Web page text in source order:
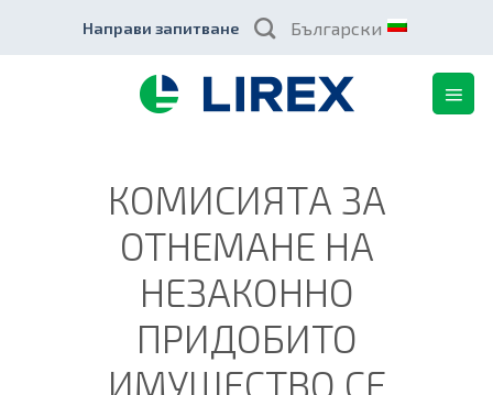
content
Направи запитване Български
КОМИСИЯТА ЗА
ОТНЕМАНЕ НА
НЕЗАКОННО
ПРИДОБИТО
ИМУЩЕСТВО СЕ